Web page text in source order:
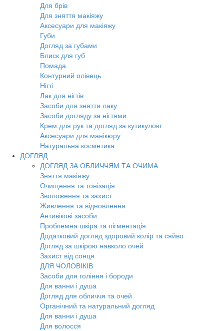
Для брів
Для зняття макіяжу
Аксесуари для макіяжу
Губи
Догляд за губами
Блиск для губ
Помада
Контурний олівець
Нігті
Лак для нігтів
Засоби для зняття лаку
Засоби догляду за нігтями
Крем для рук та догляд за кутикулою
Аксесуари для манікюру
Натуральна косметика
ДОГЛЯД
ДОГЛЯД ЗА ОБЛИЧЧЯМ ТА ОЧИМА
Зняття макіяжу
Очищення та тонізація
Зволоження та захист
Живлення та відновлення
Антивікові засоби
Проблемна шкіра та пігментація
Додатковий догляд здоровий колір та сяйво
Догляд за шкірою навколо очей
Захист від сонця
ДЛЯ ЧОЛОВІКІВ
Засоби для гоління і бороди
Для ванни і душа
Догляд для обличчя та очей
Органічний та натуральний догляд
Для ванни і душа
Для волосся